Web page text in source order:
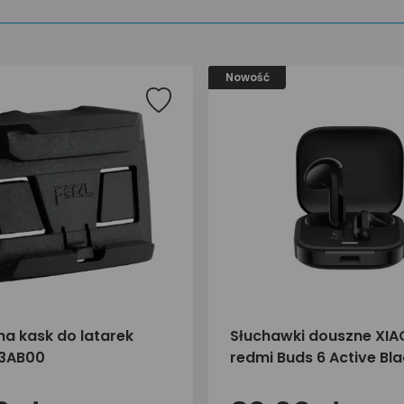
kask do latarek
Nowość
Słuchawki douszne
redmi Buds 6 Active